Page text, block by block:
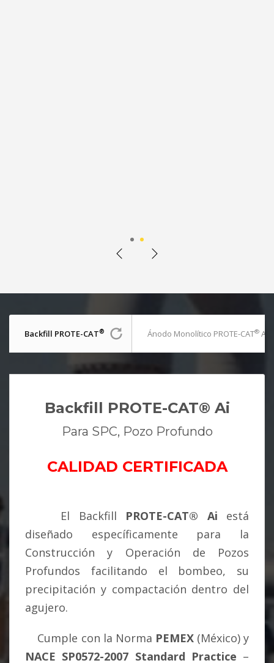
1
Backfill PROTE-CAT® Ánodo Monolítico PROTE-CAT®
Backfill PROTE-CAT® Ai
Para SPC, Pozo Profundo
CALIDAD CERTIFICADA
El Backfill PROTE-CAT® Ai está
diseñado específicamente para la
Construcción y Operación de Pozos
Profundos facilitando el bombeo, su
precipitación y compactación dentro del
agujero.
Cumple con la Norma PEMEX(México) y
NACE SP0572-2007 Standard Practice –